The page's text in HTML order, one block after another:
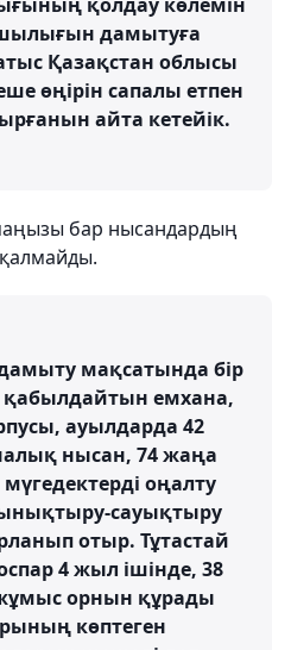
дамытуға
Қазақстан облысы
өңірін сапалы етпен
айта кетейік.
бар нысандардың
мақсатында бір
емхана,
ауылдарда 42
нысан, 74 жаңа
оңалту
сауықтыру
отыр. Тұтастай
4 жыл ішінде, 38
орнын құрады
көптеген